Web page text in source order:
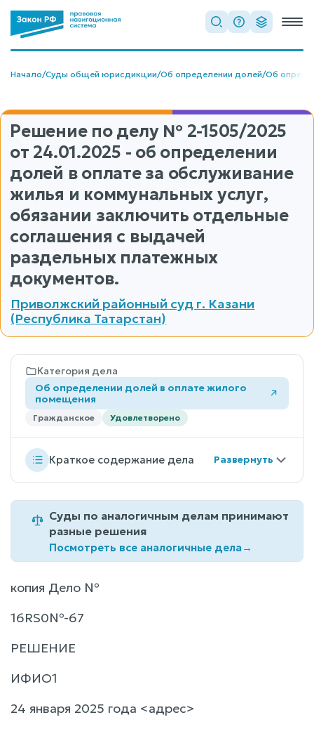
Начало/Суды общей юрисдикции/Об определении долей/Об
Решение по делу № 2-1505/2025
от 24.01.2025 - об определении
долей в оплате за обслуживание
жилья и коммунальных услуг,
обязании заключить отдельные
соглашения с выдачей
раздельных платежных
документов.
Приволжский районный суд г. Казани
(Республика Татарстан)
Категория дела
Об определении долей в оплате жилого
помещения
Гражданское Удовлетворено
Краткое содержание дела
Суды по аналогичным делам принимают
разные решения
Посмотреть все аналогичные дела→
копия Дело №
16RS0№-67
РЕШЕНИЕ
ИФИО1
24 января 2025 года <адрес>